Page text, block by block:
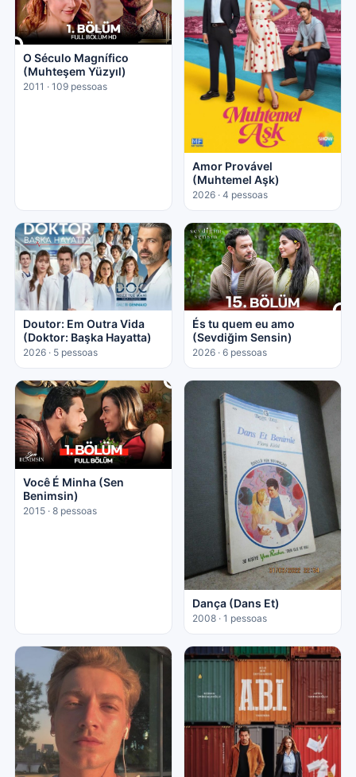
O Século Magnífico
(Muhteşem Yüzyıl)
2011 · 109 pessoas
Amor Provável
(Muhtemel Aşk)
2026 · 4 pessoas
Doutor: Em Outra Vida
(Doktor: Başka Hayatta)
2026 · 5 pessoas
És tu quem eu amo
(Sevdiğim Sensin)
2026 · 6 pessoas
Você É Minha (Sen
Benimsin)
2015 · 8 pessoas
Dança (Dans Et)
2008 · 1 pessoas